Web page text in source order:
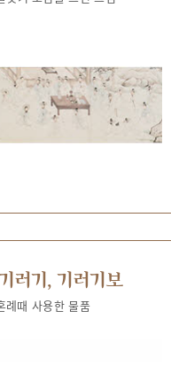
러기, 기러기보
례때 사용한 물품